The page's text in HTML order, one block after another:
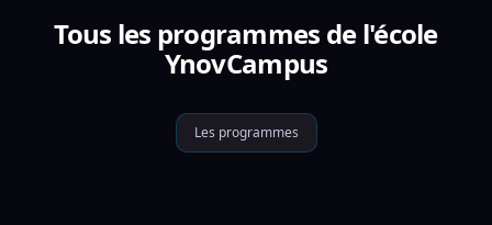
Tous les programmes de l'école
YnovCampus
Les programmes